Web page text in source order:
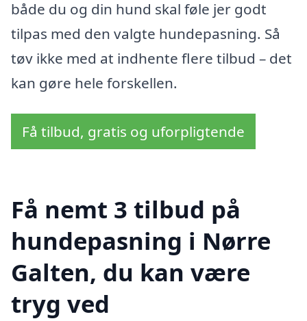
både du og din hund skal føle jer godt
tilpas med den valgte hundepasning. Så
tøv ikke med at indhente flere tilbud – det
kan gøre hele forskellen.
Få tilbud, gratis og uforpligtende
Få nemt 3 tilbud på
hundepasning i Nørre
Galten, du kan være
tryg ved